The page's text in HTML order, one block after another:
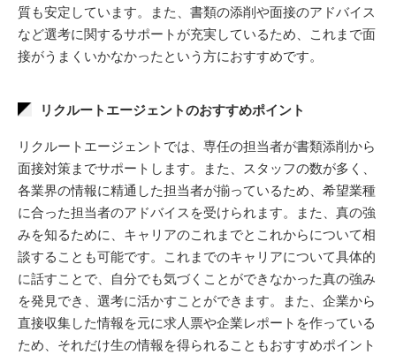
質も安定しています。また、書類の添削や面接のアドバイス
など選考に関するサポートが充実しているため、これまで面
接がうまくいかなかったという方におすすめです。
リクルートエージェントのおすすめポイント
リクルートエージェントでは、専任の担当者が書類添削から
面接対策までサポートします。また、スタッフの数が多く、
各業界の情報に精通した担当者が揃っているため、希望業種
に合った担当者のアドバイスを受けられます。また、真の強
みを知るために、キャリアのこれまでとこれからについて相
談することも可能です。これまでのキャリアについて具体的
に話すことで、自分でも気づくことができなかった真の強み
を発見でき、選考に活かすことができます。また、企業から
直接収集した情報を元に求人票や企業レポートを作っている
ため、それだけ生の情報を得られることもおすすめポイント